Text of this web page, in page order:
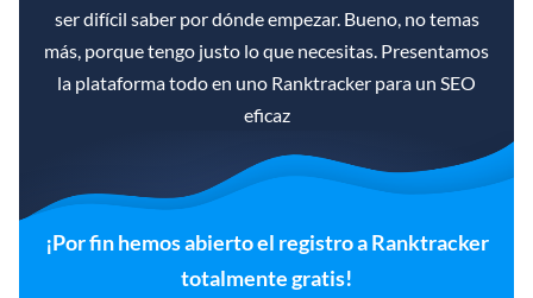
ser difícil saber por dónde empezar. Bueno, no temas
más, porque tengo justo lo que necesitas. Presentamos
la plataforma todo en uno Ranktracker para un SEO
eficaz
¡Por fin hemos abierto el registro a Ranktracker
totalmente gratis!